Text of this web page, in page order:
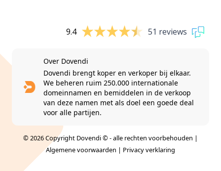
9.4 51 reviews
Over Dovendi
Dovendi brengt koper en verkoper bij elkaar.
We beheren ruim 250.000 internationale
domeinnamen en bemiddelen in de verkoop
van deze namen met als doel een goede deal
voor alle partijen.
© 2026 Copyright Dovendi © - alle rechten voorbehouden |
Algemene voorwaarden | Privacy verklaring